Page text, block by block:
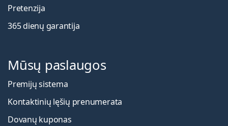
Pretenzija
365 dienų garantija
Mūsų paslaugos
Premijų sistema
Kontaktinių lęšių prenumerata
Dovanų kuponas